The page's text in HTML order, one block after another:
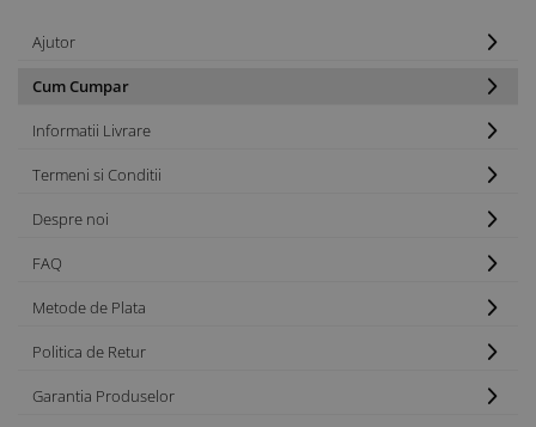
Ajutor
Cum Cumpar
Informatii Livrare
Termeni si Conditii
Despre noi
FAQ
Metode de Plata
Politica de Retur
Garantia Produselor